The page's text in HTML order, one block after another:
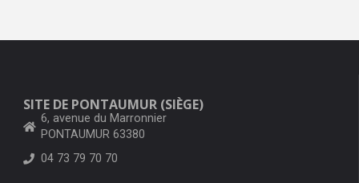
SITE DE PONTAUMUR (SIÈGE)
6, avenue du Marronnier
PONTAUMUR 63380
04 73 79 70 70